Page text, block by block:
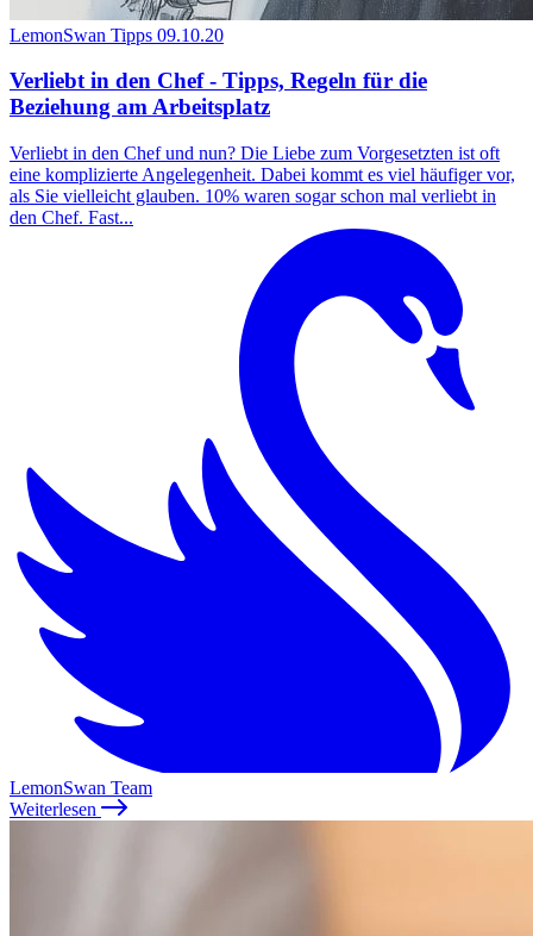
LemonSwan Tipps 09.10.20
Verliebt in den Chef - Tipps, Regeln für die
Beziehung am Arbeitsplatz
Verliebt in den Chef und nun? Die Liebe zum Vorgesetzten ist oft
eine komplizierte Angelegenheit. Dabei kommt es viel häufiger vor,
als Sie vielleicht glauben. 10% waren sogar schon mal verliebt in
den Chef. Fast...
LemonSwan Team
Weiterlesen